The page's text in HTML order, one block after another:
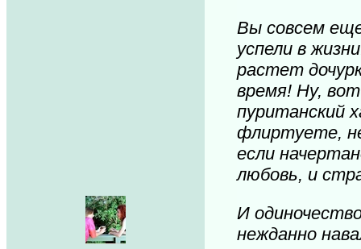
Вы совсем
успели в
растет
время! Ну,
пуританский
флиртуете,
если
любовь, и
И
нежданно